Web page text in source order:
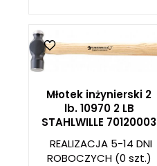
Młotek inżynierski 2
lb. 10970 2 LB
STAHLWILLE 70120003
REALIZACJA 5-14 DNI
ROBOCZYCH(0 szt.)